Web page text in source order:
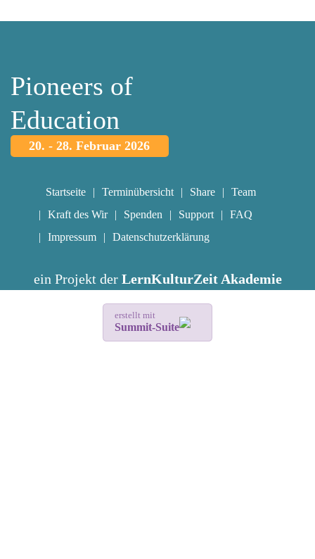
Pioneers of
Education
20. - 28. Februar 2026
Startseite Terminübersicht Share
Team
Kraft des Wir
Spenden Support
FAQ
Impressum
Datenschutzerklärung
ein Projekt der LernKulturZeit Akademie
erstellt mit
Summit-Suite